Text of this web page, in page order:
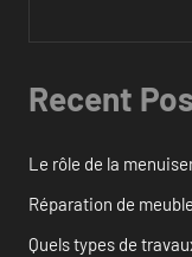
Recent
Le rôle de la
Réparation de
Quels types de